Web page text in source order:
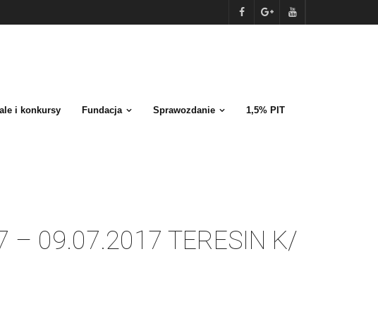
i konkursy Fundacja Sprawozdanie 1,5% PIT
– 09.07.2017 TERESIN K/